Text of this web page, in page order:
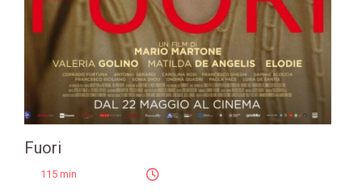
Fuori
115 min